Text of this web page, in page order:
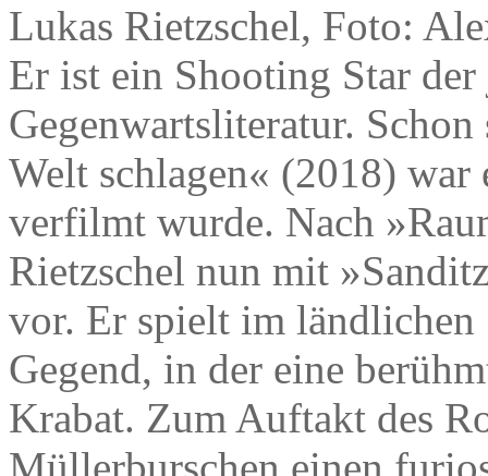
Lukas Rietzschel, Foto:
Er ist ein Shooting Star der
Gegenwartsliteratur.
Welt schlagen« (2018)
verfilmt wurde. Nach
Rietzschel nun mit
vor. Er spielt im ländlichen
Gegend, in der eine
Krabat. Zum Auftakt des
Müllerburschen einen